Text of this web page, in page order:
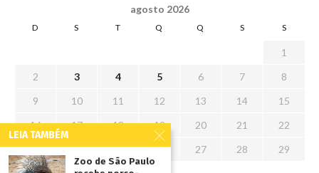
agosto 2026
D S T Q Q S S
1
2
3 4 5 6 7
8
9
10 11 12 13 14
15
16
17 18 19 20 21
22
23
24 25 26 27 28
29
LEIA TAMBÉM
Zoo de São Paulo